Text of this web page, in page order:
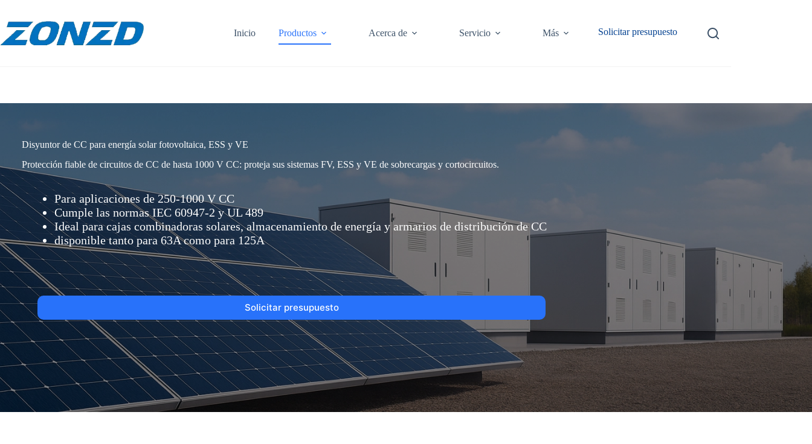
contenido
Inicio Productos Acerca de Servicio Más Solicitar presupuesto
Disyuntor de CC para energía solar fotovoltaica, ESS y VE
Protección fiable de circuitos de CC de hasta 1000 V CC: proteja sus sistemas FV, ESS y VE de sobrecargas y cortocircuitos.
Para aplicaciones de 250-1000 V CC
Cumple las normas IEC 60947-2 y UL 489
Ideal para cajas combinadoras solares, almacenamiento de energía y armarios de distribución de CC
disponible tanto para 63A como para 125A
Solicitar presupuesto